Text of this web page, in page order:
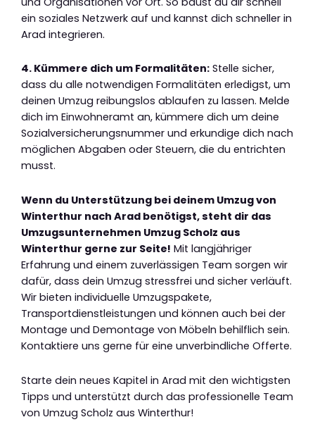
ein soziales Netzwerk auf und kannst dich schneller in
Arad integrieren.
4. Kümmere dich um Formalitäten: Stelle sicher,
dass du alle notwendigen Formalitäten erledigst, um
deinen Umzug reibungslos ablaufen zu lassen. Melde
dich im Einwohneramt an, kümmere dich um deine
Sozialversicherungsnummer und erkundige dich nach
möglichen Abgaben oder Steuern, die du entrichten
musst.
Wenn du Unterstützung bei deinem Umzug von
Winterthur nach Arad benötigst, steht dir das
Umzugsunternehmen Umzug Scholz aus
Winterthur gerne zur Seite! Mit langjähriger
Erfahrung und einem zuverlässigen Team sorgen wir
dafür, dass dein Umzug stressfrei und sicher verläuft.
Wir bieten individuelle Umzugspakete,
Transportdienstleistungen und können auch bei der
Montage und Demontage von Möbeln behilflich sein.
Kontaktiere uns gerne für eine unverbindliche Offerte.
Starte dein neues Kapitel in Arad mit den wichtigsten
Tipps und unterstützt durch das professionelle Team
von Umzug Scholz aus Winterthur!